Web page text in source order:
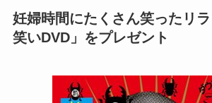
妊婦時間にたくさん笑ったリ
笑いDVD」をプレゼント